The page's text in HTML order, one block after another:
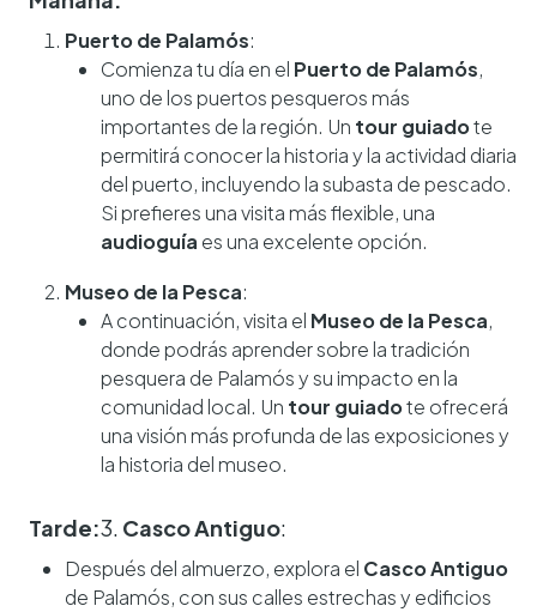
Puerto de Palamós:
Comienza tu día en el Puerto de Palamós,
uno de los puertos pesqueros más
importantes de la región. Un tour guiadote
permitirá conocer la historia y la actividad diaria
del puerto, incluyendo la subasta de pescado.
Si prefieres una visita más flexible, una
audioguía es una excelente opción.
Museo de la Pesca:
A continuación, visita el Museo de la Pesca,
donde podrás aprender sobre la tradición
pesquera de Palamós y su impacto en la
comunidad local. Un tour guiadote ofrecerá
una visión más profunda de las exposiciones y
la historia del museo.
Tarde:3. Casco Antiguo:
Después del almuerzo, explora el Casco Antiguo
de Palamós, con sus calles estrechas y edificios